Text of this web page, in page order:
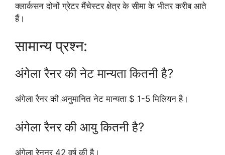
क्लार्कसन दोनों ग्रेटर मैंचेस्टर क्षेत्र के सीमा के भीतर करीब आते
हैं।
सामान्य प्रश्न:
अंगेला रैनर की नेट मान्यता कितनी है?
अंगेला रैनर की अनुमानित नेट मान्यता $ 1-5 मिलियन है।
अंगेला रैनर की आयु कितनी है?
अंगेला रेननर 42 वर्ष की है।